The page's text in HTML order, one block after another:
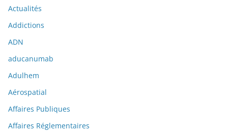
Actualités
Addictions
ADN
aducanumab
Adulhem
Aérospatial
Affaires Publiques
Affaires Réglementaires